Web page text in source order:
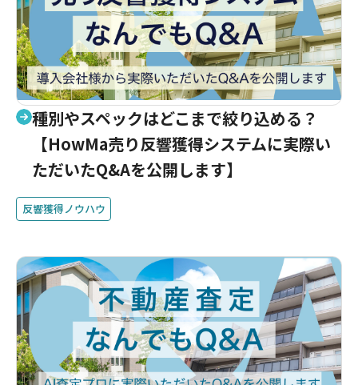
種別やスペックはどこまで絞り込める？
【HowMa売り反響獲得システムに実際い
ただいたQ&Aを公開します】
反響獲得ノウハウ